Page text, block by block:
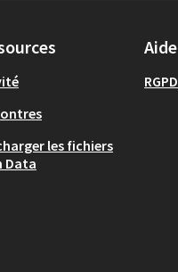
les fichiers
Data
Aide
RGPD